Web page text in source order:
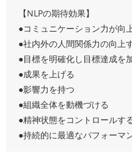
【NLPの期待効果】
●コミュニケーション力が向
●社内外の人間関係力の向上
●目標を明確化し目標達成を
●成果を上げる
●影響力を持つ
●組織全体を動機づける
●精神状態をコントロールす
●持続的に最適なパフォーマ